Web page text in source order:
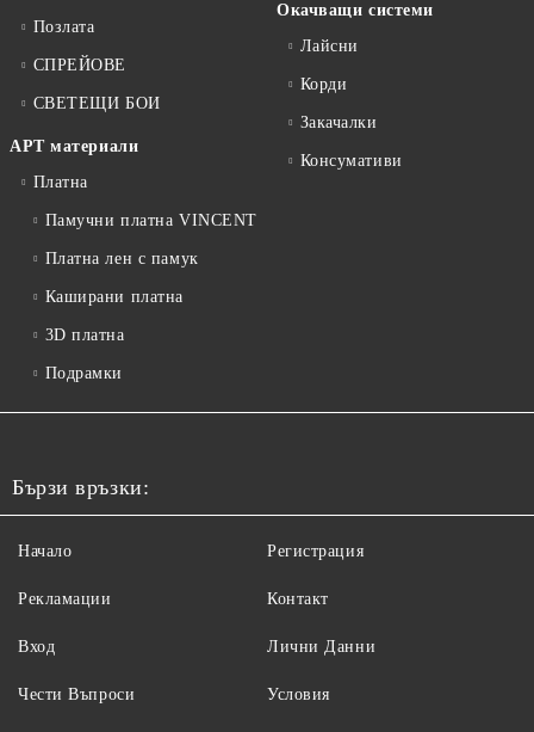
Позлата
СПРЕЙОВЕ
СВЕТЕЩИ БОИ
АРТ материали
Платна
Памучни платна VINCENT
Платна лен с памук
Каширани платна
3D платна
Подрамки
Окачващи системи
Лайсни
Корди
Закачалки
Консумативи
Бързи връзки:
Начало
Рекламации
Вход
Чести Въпроси
Регистрация
Контакт
Лични Данни
Условия